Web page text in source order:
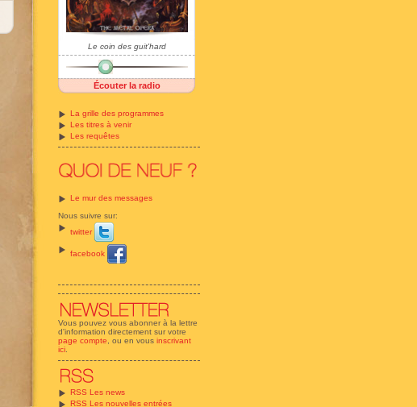
Le coin des guit'hard
Écouter la radio
La grille des programmes
Les titres à venir
Les requêtes
Le mur des messages
Nous suivre sur:
twitter
facebook
Vous pouvez vous abonner à la lettre
d'information directement sur votre
page compte , ou en vous inscrivant
ici
RSS Les news
RSS Les nouvelles entrées